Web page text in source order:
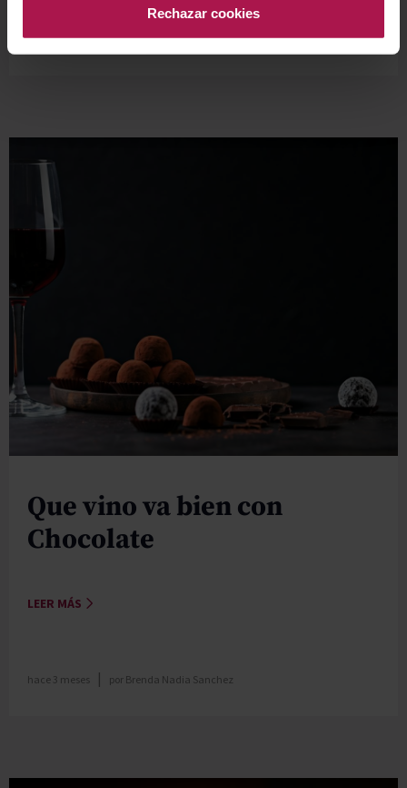
Rechazar cookies
hace 3 meses | porBrenda Nadia Sanchez
Que vino va bien con
Chocolate
LEER MÁS
hace 3 meses | por Brenda Nadia Sanchez